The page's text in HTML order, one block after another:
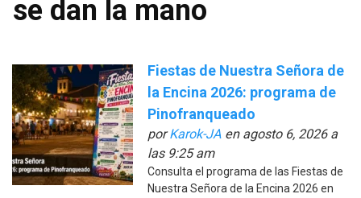
se dan la mano
Fiestas de Nuestra Señora de
la Encina 2026: programa de
Pinofranqueado
porKarok-JA en agosto 6, 2026 a
las 9:25 am
Consulta el programa de las Fiestas de
Nuestra Señora de la Encina 2026 en